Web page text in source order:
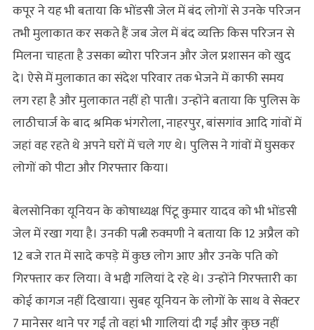
कपूर ने यह भी बताया कि भोंडसी जेल में बंद लोगों से उनके परिजन
तभी मुलाकात कर सकते हैं जब जेल में बंद व्यक्ति किस परिजन से
मिलना चाहता है उसका ब्योरा परिजन और जेल प्रशासन को खुद
दे। ऐसे में मुलाकात का संदेश परिवार तक भेजने में काफी समय
लग रहा है और मुलाकात नहीं हो पाती। उन्होंने बताया कि पुलिस के
लाठीचार्ज के बाद श्रमिक भंगरोला, नाहरपुर, बांसगांव आदि गांवों में
जहां वह रहते थे अपने घरों में चले गए थे। पुलिस ने गांवों में घुसकर
लोगों को पीटा और गिरफ्तार किया।
बेलसोनिका यूनियन के कोषाध्यक्ष पिंटू कुमार यादव को भी भोंडसी
जेल में रखा गया है। उनकी पत्नी रुक्मणी ने बताया कि 12 अप्रैल को
12 बजे रात में सादे कपड़े में कुछ लोग आए और उनके पति को
गिरफ्तार कर लिया। वे भद्दी गलियां दे रहे थे। उन्होंने गिरफ्तारी का
कोई कागज नहीं दिखाया। सुबह यूनियन के लोगों के साथ वे सेक्टर
7 मानेसर थाने पर गईं तो वहां भी गालियां दी गईं और कुछ नहीं